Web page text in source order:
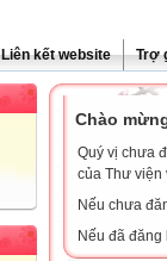
Liên kết website Trợ
Chào
Quý vị chưa
của Thư viện
Nếu chưa
Nếu đã